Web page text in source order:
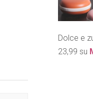
Dolce e
23,99 su